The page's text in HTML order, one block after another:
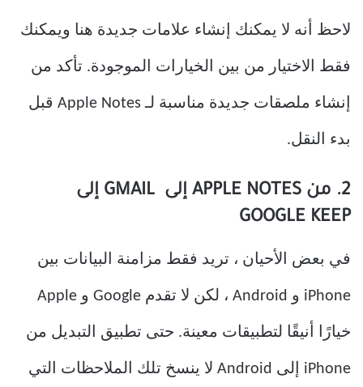
لاحظ أنه لا يمكنك إنشاء علامات جديدة هنا ويمكنك
فقط الاختيار من بين الخيارات الموجودة. تأكد من
إنشاء ملصقات جديدة مناسبة لـ Apple Notes قبل
بدء النقل.
2. من APPLE NOTES إلى GMAIL إلى
GOOGLE KEEP
في بعض الأحيان ، تريد فقط مزامنة البيانات بين
iPhone و Android ، لكن لا تقدم Google و Apple
خيارًا أنيقًا لتطبيقات معينة. حتى تطبيق التبديل من
iPhone إلى Android لا ينسخ تلك الملاحظات التي